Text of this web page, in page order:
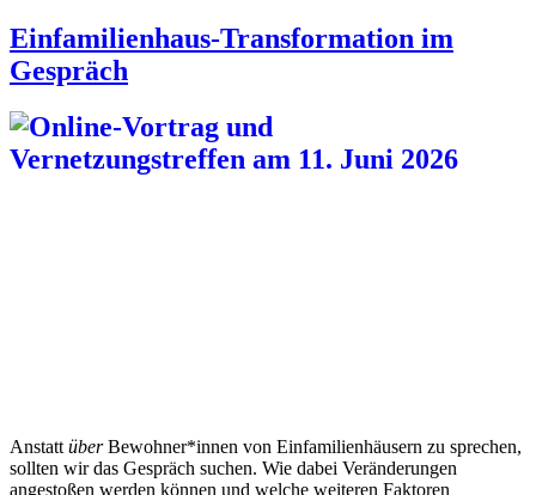
Einfamilienhaus-Transformation im
Gespräch
Anstatt überBewohner*innen von Einfamilienhäusern zu sprechen,
sollten wir das Gespräch suchen. Wie dabei Veränderungen
angestoßen werden können und welche weiteren Faktoren